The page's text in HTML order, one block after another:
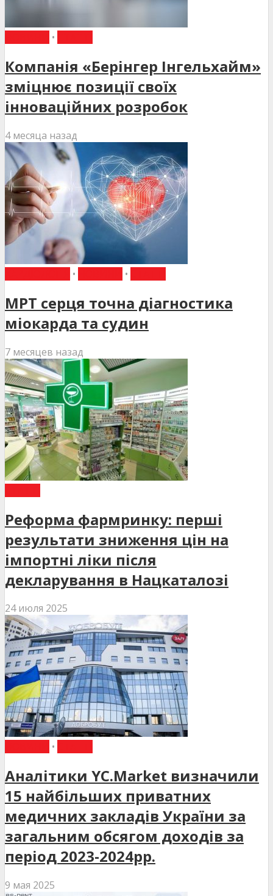
•
Компанія «Берінгер Інгельхайм»
зміцнює позиції своїх
інноваційних розробок
4 месяца назад
• •
МРТ серця точна діагностика
міокарда та судин
7 месяцев назад
Реформа фармринку: перші
результати зниження цін на
імпортні ліки після
декларування в Нацкаталозі
24 июля 2025
•
Аналітики YC.Market визначили
15 найбільших приватних
медичних закладів України за
загальним обсягом доходів за
період 2023-2024рр.
9 мая 2025